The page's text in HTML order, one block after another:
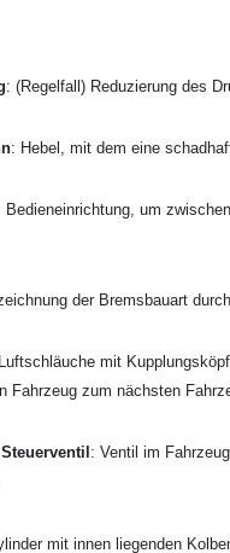
: (Regelfall) Reduzierung des
: Hebel, mit dem eine
Bedieneinrichtung, um
der Bremsbauart
mit
Fahrzeug zum nächsten
: Ventil im
mit innen liegenden